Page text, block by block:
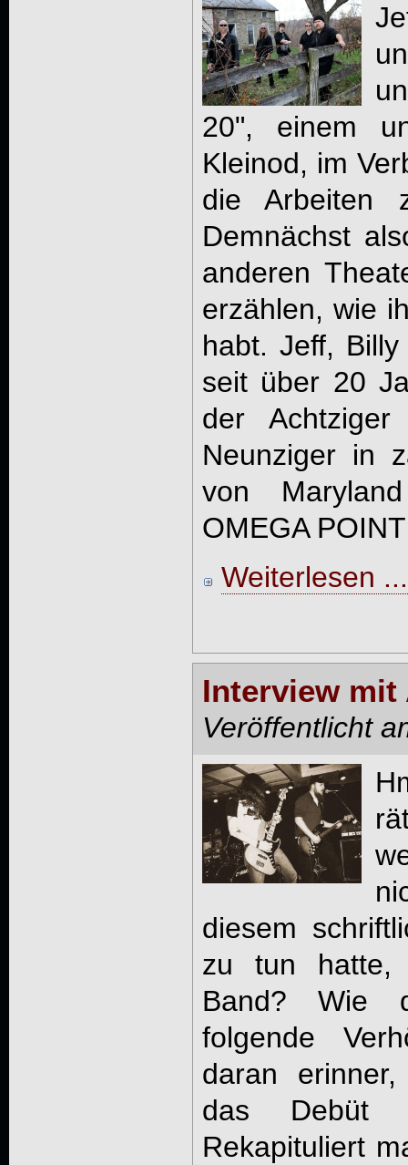
20", einem
Kleinod, im
die Arbeiten
Demnächst
anderen
erzählen, wie
habt. Jeff,
seit über 20
der
Neunziger in
von
OMEGA
Weiterlesen ...
Interview mit
Veröffentlicht
diesem
zu tun hatte,
Band? Wie
folgende
daran
das Debüt
Rekapituliert